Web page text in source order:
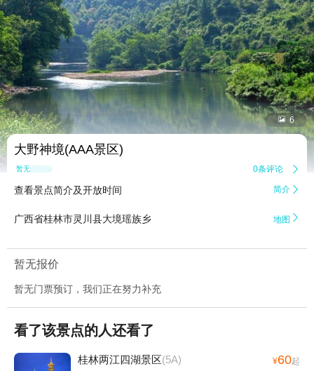
 6
大野神境(AAA景区)
暂无点评 0条评论 
查看景点简介及开放时间 简介 
广西省桂林市灵川县大境瑶族乡 地图 
暂无报价
暂无门票预订，我们正在努力补充
看了该景点的人还看了
桂林两江四湖景区(5A) ¥60起
